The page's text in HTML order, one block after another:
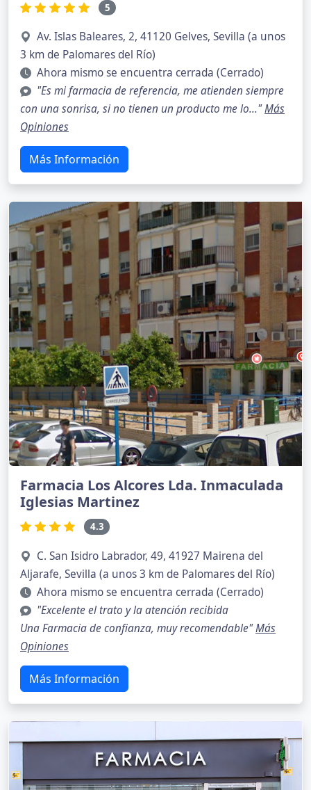
5
Av. Islas Baleares, 2, 41120 Gelves, Sevilla (a unos
3 km de Palomares del Río)
Ahora mismo se encuentra cerrada (Cerrado)
"Es mi farmacia de referencia, me atienden siempre
con una sonrisa, si no tienen un producto me lo..."Más
Opiniones
Más Información
Farmacia Los Alcores Lda. Inmaculada
Iglesias Martinez
4.3
C. San Isidro Labrador, 49, 41927 Mairena del
Aljarafe, Sevilla (a unos 3 km de Palomares del Río)
Ahora mismo se encuentra cerrada (Cerrado)
"Excelente el trato y la atención recibida
Una Farmacia de confianza, muy recomendable"Más
Opiniones
Más Información